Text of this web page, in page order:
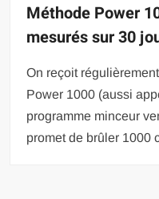
Méthode Power
mesurés sur 30
On reçoit
Power 1000 (aussi
programme minceur
promet de brûler 1000